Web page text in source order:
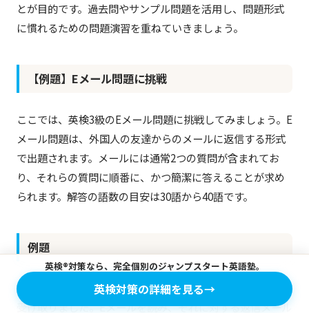
とが目的です。過去問やサンプル問題を活用し、問題形式
に慣れるための問題演習を重ねていきましょう。
【例題】Eメール問題に挑戦
ここでは、英検3級のEメール問題に挑戦してみましょう。E
メール問題は、外国人の友達からのメールに返信する形式
で出題されます。メールには通常2つの質問が含まれてお
り、それらの質問に順番に、かつ簡潔に答えることが求め
られます。解答の語数の目安は30語から40語です。
例題
あなたは、外国人の友達（James）から以下のEメールを
受け取りました。Eメールを読み、それに対する返信メール
英検®対策なら、完全個別のジャンプスタート英語塾。
英検対策の詳細を見る→